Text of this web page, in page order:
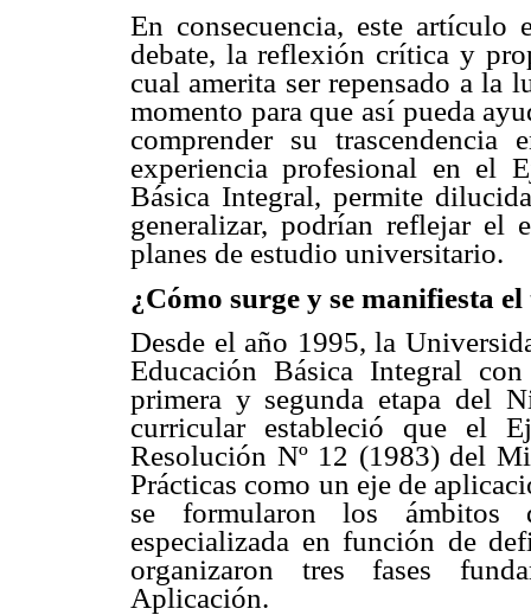
En consecuencia, este
debate, la reflexión crítica y
cual amerita ser repensado a la
momento para que así pueda
comprender su
experiencia profesional en el
Básica Integral, permite
generalizar, podrían reflejar el
planes de estudio universitario.
¿Cómo surge y se manifiesta el
Desde el año 1995, la
Educación Básica Integral
primera y segunda etapa del
curricular estableció que el
Resolución Nº 12 (1983) del
Prácticas como un eje de
se formularon los ámbitos
especializada en función de
organizaron tres fases
Aplicación.